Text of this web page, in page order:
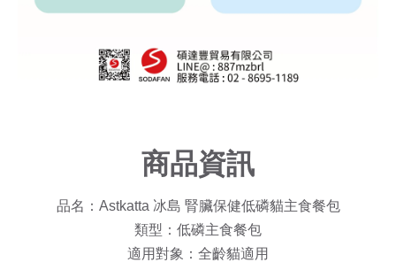
商品資訊
品名：Astkatta 冰島 腎臟保健低磷貓主食餐包
類型：低磷主食餐包
適用對象：全齡貓適用